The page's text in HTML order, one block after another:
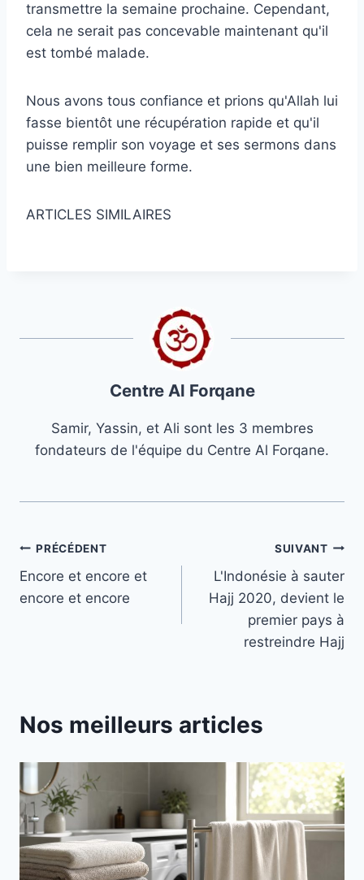
transmettre la semaine prochaine. Cependant,
cela ne serait pas concevable maintenant qu'il
est tombé malade.
Nous avons tous confiance et prions qu'Allah lui
fasse bientôt une récupération rapide et qu'il
puisse remplir son voyage et ses sermons dans
une bien meilleure forme.
ARTICLES SIMILAIRES
Centre Al Forqane
Samir, Yassin, et Ali sont les 3 membres
fondateurs de l'équipe du Centre Al Forqane.
Navigation
de
PRÉCÉDENT
Encore et encore et
encore et encore
SUIVANT
L'Indonésie à sauter
Hajj 2020, devient le
premier pays à
restreindre Hajj
Nos meilleurs articles